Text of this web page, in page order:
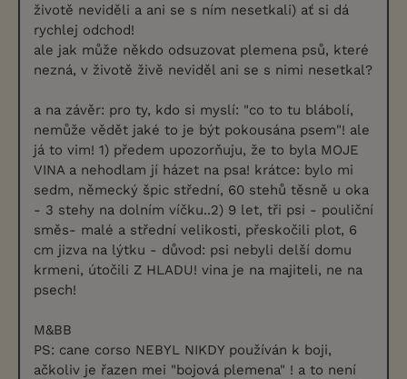
životě neviděli a ani se s ním nesetkali) ať si dá
rychlej odchod!
ale jak může někdo odsuzovat plemena psů, které
nezná, v životě živě neviděl ani se s nimi nesetkal?
a na závěr: pro ty, kdo si myslí: "co to tu blábolí,
nemůže vědět jaké to je být pokousána psem"! ale
já to vim! 1) předem upozorňuju, že to byla MOJE
VINA a nehodlam jí házet na psa! krátce: bylo mi
sedm, německý špic střední, 60 stehů těsně u oka
- 3 stehy na dolním víčku..2) 9 let, tři psi - pouliční
směs- malé a střední velikosti, přeskočili plot, 6
cm jizva na lýtku - důvod: psi nebyli delší domu
krmeni, útočili Z HLADU! vina je na majiteli, ne na
psech!
M&BB
PS: cane corso NEBYL NIKDY používán k boji,
ačkoliv je řazen mei "bojová plemena" ! a to není